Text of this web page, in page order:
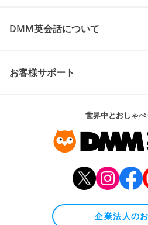
DMM英会話について
お客様サポート
世界中とおしゃべ
企業法人の